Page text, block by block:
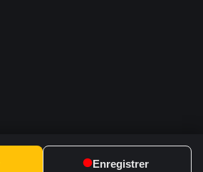
Enregistrer
2.228.1